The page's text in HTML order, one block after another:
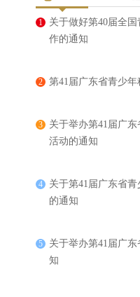
1
关于做好第40届全
作的通知
2
第41届广东省青少
3
关于举办第41届广
活动的通知
4
关于第41届广东省
的通知
5
关于举办第41届广
知